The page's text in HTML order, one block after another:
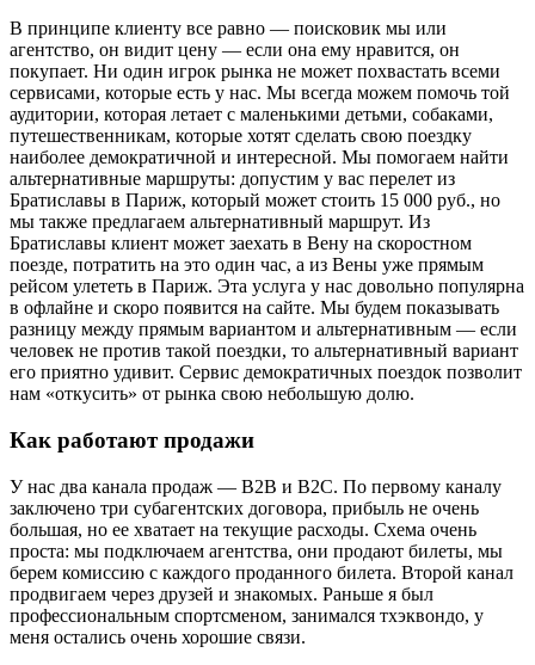
В принципе клиенту все равно — поисковик мы или
агентство, он видит цену — если она ему нравится, он
покупает. Ни один игрок рынка не может похвастать всеми
сервисами, которые есть у нас. Мы всегда можем помочь той
аудитории, которая летает с маленькими детьми, собаками,
путешественникам, которые хотят сделать свою поездку
наиболее демократичной и интересной. Мы помогаем найти
альтернативные маршруты: допустим у вас перелет из
Братиславы в Париж, который может стоить 15 000 руб., но
мы также предлагаем альтернативный маршрут. Из
Братиславы клиент может заехать в Вену на скоростном
поезде, потратить на это один час, а из Вены уже прямым
рейсом улететь в Париж. Эта услуга у нас довольно популярна
в офлайне и скоро появится на сайте. Мы будем показывать
разницу между прямым вариантом и альтернативным — если
человек не против такой поездки, то альтернативный вариант
его приятно удивит. Сервис демократичных поездок позволит
нам «откусить» от рынка свою небольшую долю.
Как работают продажи
У нас два канала продаж — B2B и B2C. По первому каналу
заключено три субагентских договора, прибыль не очень
большая, но ее хватает на текущие расходы. Схема очень
проста: мы подключаем агентства, они продают билеты, мы
берем комиссию с каждого проданного билета. Второй канал
продвигаем через друзей и знакомых. Раньше я был
профессиональным спортсменом, занимался тхэквондо, у
меня остались очень хорошие связи.